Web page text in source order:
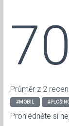
Průměr z 2
#MOBIL
Prohlédněte si